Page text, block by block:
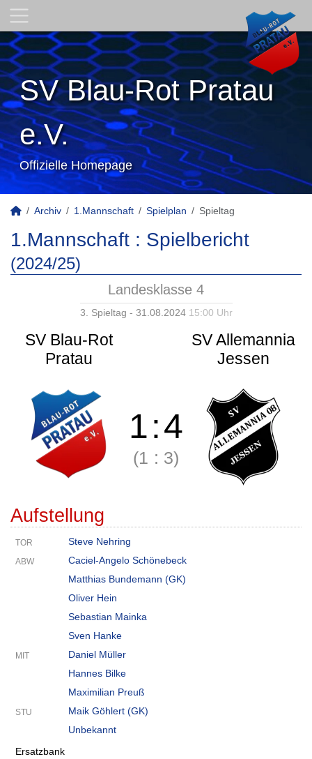
SV Blau-Rot Pratau
e.V.
Offizielle Homepage
Archiv 1.Mannschaft Spielplan Spieltag
1.Mannschaft : Spielbericht
(2024/25)
Landesklasse 4
3. Spieltag - 31.08.2024 15:00 Uhr
SV Blau-Rot
Pratau
SV Allemannia
Jessen
1:4
(1 : 3)
Aufstellung
TOR Steve Nehring
ABW
Caciel-Angelo Schönebeck
Matthias Bundemann (GK)
Oliver Hein
Sebastian Mainka
Sven Hanke
MIT
Daniel Müller
Hannes Bilke
Maximilian Preuß
STU
Maik Göhlert (GK)
Unbekannt
Ersatzbank